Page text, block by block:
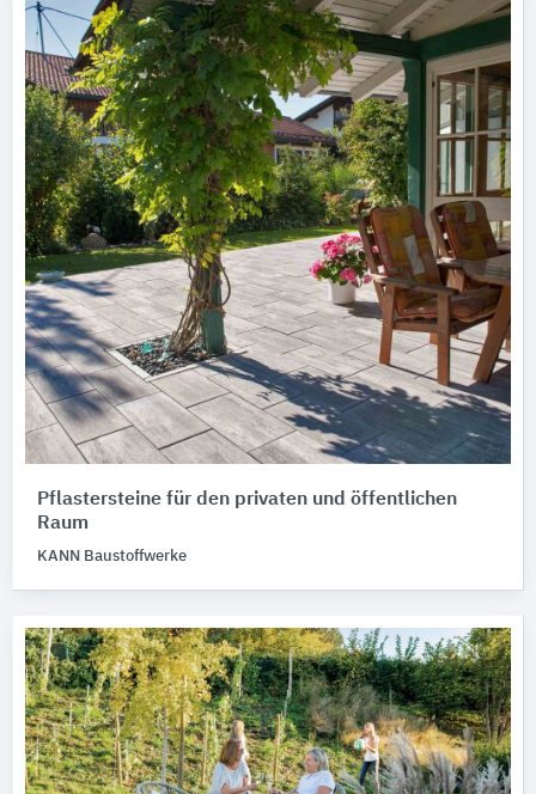
Pflastersteine für den privaten und öffentlichen
Raum
KANN Baustoffwerke